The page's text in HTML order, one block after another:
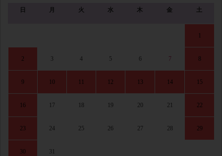
日 月 火 水 木 金 土
1
2 3 4 5 6 7 8
9 10 11 12 13 14 15
16 17 18 19 20 21 22
23 24 25 26 27 28 29
30 31